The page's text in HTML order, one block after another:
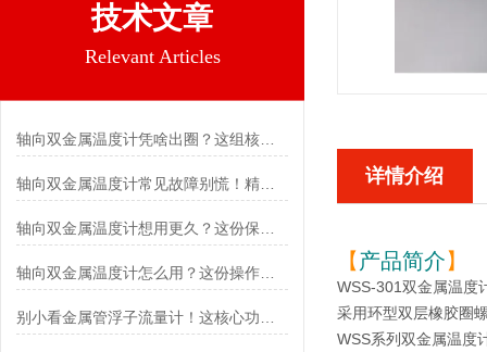
技术文章
Relevant Articles
轴向双金属温度计凭啥出圈？这组核心特点给出了答案
轴向双金属温度计常见故障别慌！精准定位，轻松搞定难题
轴向双金属温度计怎么用？这份操作指南，新手也能快速拿捏！
详情介绍
【产品简介】
WSS-301双金属温度
采用环型双层橡胶圈
WSS系列双金属温度